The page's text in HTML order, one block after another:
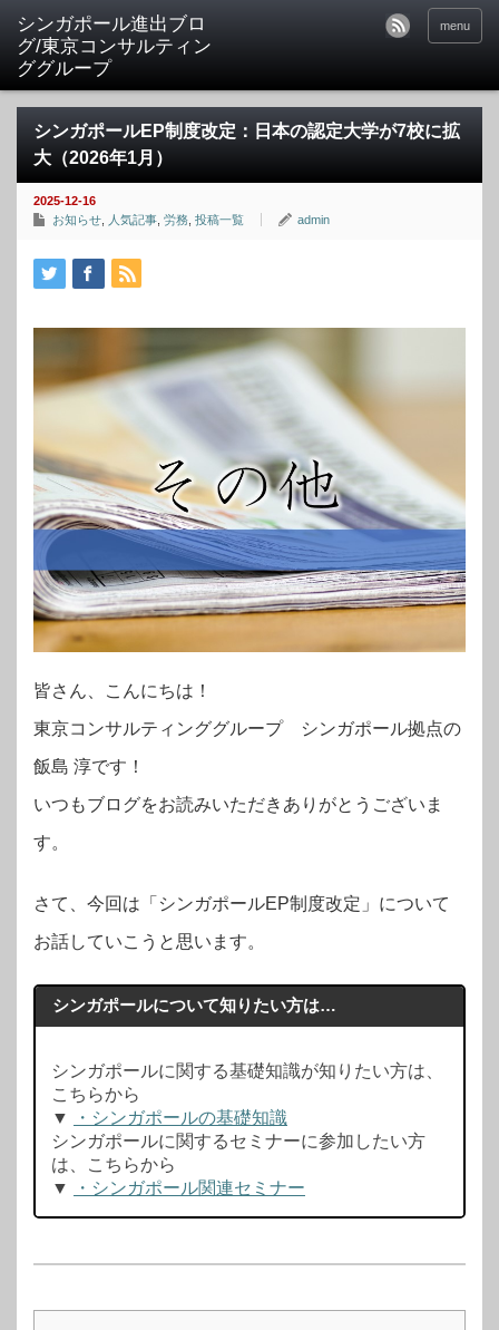
シンガポール進出ブロ
グ/東京コンサルティン
ググループ
menu
シンガポールEP制度改定：日本の認定大学が7校に拡
大（2026年1月）
2025-12-16
お知らせ
人気記事 労務 投稿一覧 admin
皆さん、こんにちは！
東京コンサルティンググループ シンガポール拠点の
飯島 淳です！
いつもブログをお読みいただきありがとうございま
す。
さて、今回は「シンガポールEP制度改定」について
お話していこうと思います。
シンガポールについて知りたい方は…
シンガポールに関する基礎知識が知りたい方は、
こちらから
▼
・シンガポールの基礎知識
シンガポールに関するセミナーに参加したい方
は、こちらから
▼
・シンガポール関連セミナー